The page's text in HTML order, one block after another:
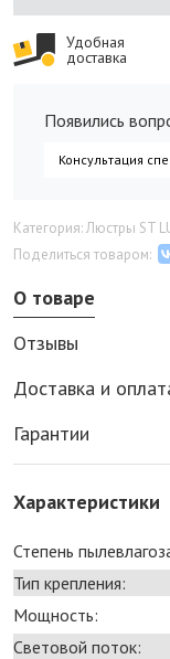
Удобная
доставка
Появились
Консультация
Категория: Люстры ST
Поделиться товаром:
О товаре
Отзывы
Доставка и
Гарантии
Характеристики
Степень
Тип крепления:
Мощность:
Световой поток: